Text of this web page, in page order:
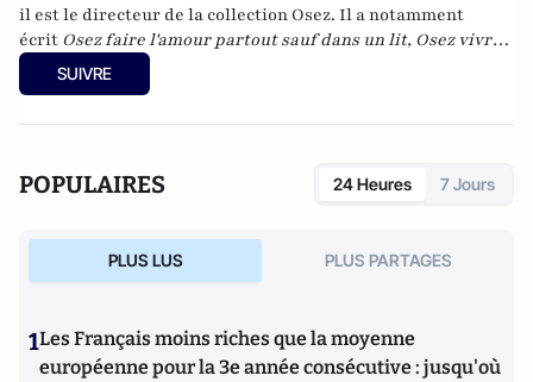
il est le directeur de la collection Osez. Il a notamment
écrit Osez faire l'amour partout sauf dans un lit, Osez vivre
nu, Osez faire l'amour à 2,3,4,
SUIVRE
POPULAIRES 24 Heures 7 Jours
PLUS LUS PLUS PARTAGES
1Les Français moins riches que la moyenne
européenne pour la 3e année consécutive : jusqu'où